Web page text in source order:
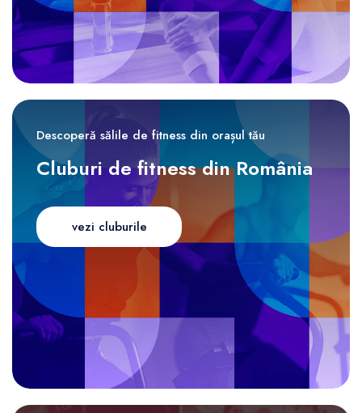
Descoperă sălile de fitness din orașul tău
Cluburi de fitness din România
vezi cluburile